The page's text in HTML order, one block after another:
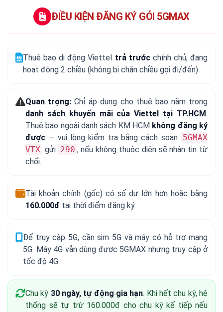
ĐIỀU KIỆN ĐĂNG KÝ GÓI 5GMAX
Thuê bao di động Viettel trả trướcchính chủ, đang
hoạt động 2 chiều (không bị chặn chiều gọi đi/đến).
Quan trọng: Chỉ áp dụng cho thuê bao nằm trong
danh sách khuyến mãi của Viettel tại TP.HCM.
Thuê bao ngoài danh sách KM HCM không đăng ký
được — vui lòng kiểm tra bằng cách soạn 5GMAX
VTX gửi 290 , nếu không thuộc diện sẽ nhận tin từ
chối.
Tài khoản chính (gốc) có số dư lớn hơn hoặc bằng
160.000đ tại thời điểm đăng ký.
Để truy cập 5G, cần sim 5G và máy có hỗ trợ mạng
5G. Máy 4G vẫn dùng được 5GMAX nhưng truy cập ở
tốc độ 4G.
Chu kỳ 30 ngày, tự động gia hạn. Khi hết chu kỳ, hệ
thống sẽ tự trừ 160.000đ cho chu kỳ kế tiếp nếu